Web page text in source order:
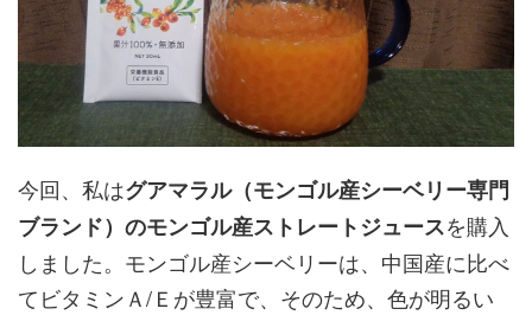
今回、私はグアマラル（モンゴル産シーベリー専門
ブランド）のモンゴル産ストレートジュースを購入
しました。モンゴル産シーベリーは、中国産に比べ
てビタミンＡ/Ｅが豊富で、そのため、色が明るい